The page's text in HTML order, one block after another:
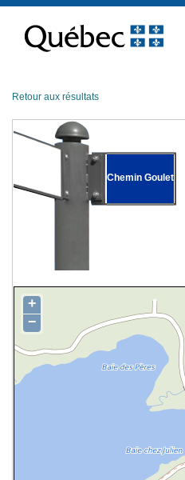
contenu
Retour aux résultats
Chemin Goulet
+
−